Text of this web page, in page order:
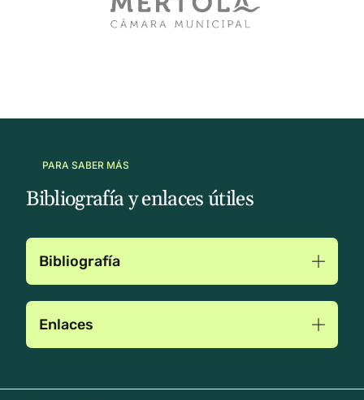
PARA SABER MÁS
Bibliografía y enlaces útiles
Bibliografía
Enlaces